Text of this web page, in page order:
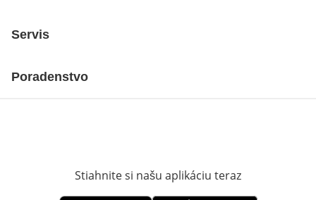
Servis
Poradenstvo
Stiahnite si našu aplikáciu teraz